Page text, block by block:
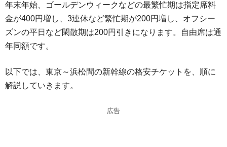
年末年始、ゴールデンウィークなどの最繁忙期は指定席料
金が400円増し、3連休など繁忙期が200円増し、オフシー
ズンの平日など閑散期は200円引きになります。自由席は通
年同額です。
以下では、東京～浜松間の新幹線の格安チケットを、順に
解説していきます。
広告